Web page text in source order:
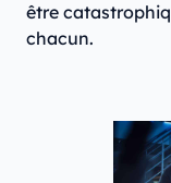
être
chacun.